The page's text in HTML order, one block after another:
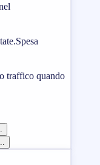
Spesa
traffico quando